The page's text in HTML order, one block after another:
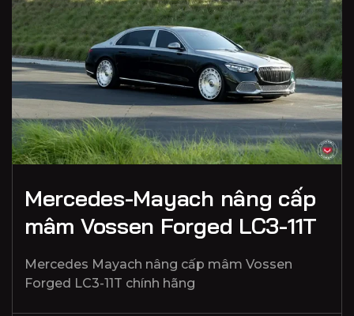
Mercedes-Mayach nâng cấp
mâm Vossen Forged LC3-11T
Mercedes Mayach nâng cấp mâm Vossen
Forged LC3-11T chính hãng